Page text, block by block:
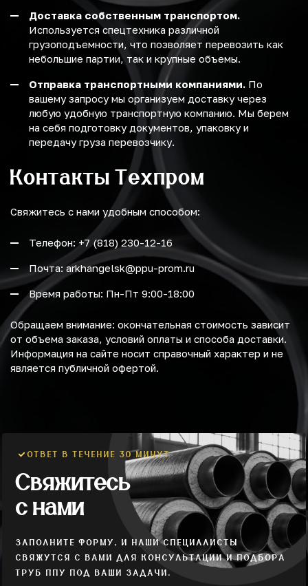
Доставка собственным транспортом.
Используется спецтехника различной
грузоподъемности, что позволяет перевозить как
небольшие партии, так и крупные объемы.
Отправка транспортными компаниями. По
вашему запросу мы организуем доставку через
любую удобную транспортную компанию. Мы берем
на себя подготовку документов, упаковку и
передачу груза перевозчику.
Контакты Техпром
Свяжитесь с нами удобным способом:
Телефон: +7 (818) 230-12-16
Почта: arkhangelsk@ppu-prom.ru
Время работы: Пн-Пт 9:00-18:00
Обращаем внимание: окончательная стоимость зависит
от объема заказа, условий оплаты и способа доставки.
Информация на сайте носит справочный характер и не
является публичной офертой.
ОТВЕТ В ТЕЧЕНИЕ 30 МИНУТ
Свяжитесь
с нами
ЗАПОЛНИТЕ ФОРМУ, И НАШИ СПЕЦИАЛИСТЫ
СВЯЖУТСЯ С ВАМИ ДЛЯ КОНСУЛЬТАЦИИ И ПОДБОРА
ТРУБ ППУ ПОД ВАШИ ЗАДАЧИ.